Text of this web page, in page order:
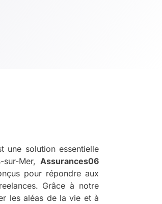
une solution essentielle
Mer, Assurances06
pour répondre aux
Grâce à notre
les aléas de la vie et à